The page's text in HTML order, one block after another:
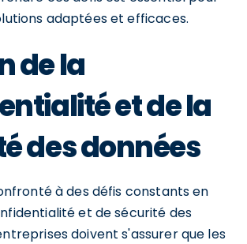
adaptées et efficaces.
de la
et de la
des données
à des défis constants en
et de sécurité des
doivent s'assurer que les